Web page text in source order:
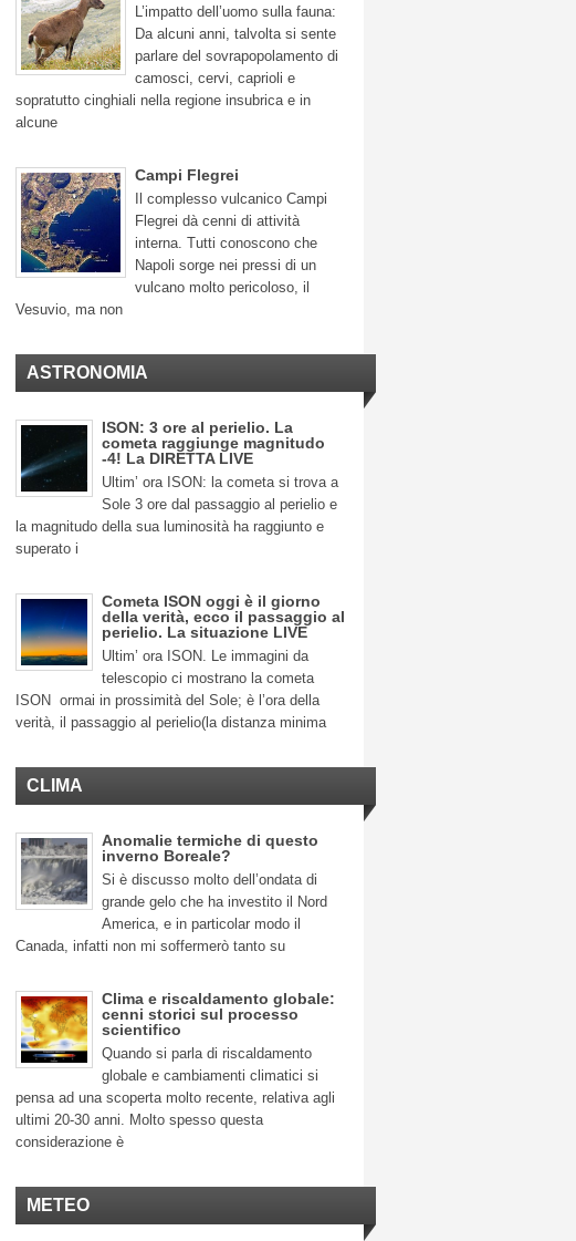
L’impatto dell’uomo sulla fauna:
Da alcuni anni, talvolta si sente
parlare del sovrapopolamento di
camosci, cervi, caprioli e
sopratutto cinghiali nella regione insubrica e in
alcune
Campi Flegrei
Il complesso vulcanico Campi
Flegrei dà cenni di attività
interna. Tutti conoscono che
Napoli sorge nei pressi di un
vulcano molto pericoloso, il
Vesuvio, ma non
ASTRONOMIA
ISON: 3 ore al perielio. La
cometa raggiunge magnitudo
-4! La DIRETTA LIVE
Ultim’ ora ISON: la cometa si trova a
Sole 3 ore dal passaggio al perielio e
la magnitudo della sua luminosità ha raggiunto e
superato i
Cometa ISON oggi è il giorno
della verità, ecco il passaggio al
perielio. La situazione LIVE
Ultim’ ora ISON. Le immagini da
telescopio ci mostrano la cometa
ISON ormai in prossimità del Sole; è l’ora della
verità, il passaggio al perielio(la distanza minima
CLIMA
Anomalie termiche di questo
inverno Boreale?
Si è discusso molto dell’ondata di
grande gelo che ha investito il Nord
America, e in particolar modo il
Canada, infatti non mi soffermerò tanto su
Clima e riscaldamento globale:
cenni storici sul processo
scientifico
Quando si parla di riscaldamento
globale e cambiamenti climatici si
pensa ad una scoperta molto recente, relativa agli
ultimi 20-30 anni. Molto spesso questa
considerazione è
METEO